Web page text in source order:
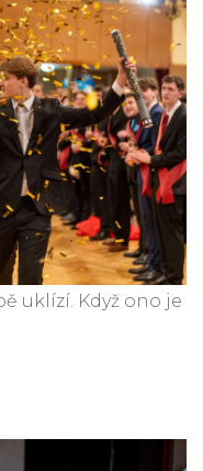
uklízí. Když ono je